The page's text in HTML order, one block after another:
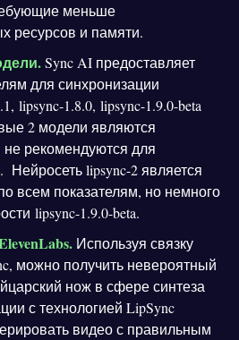
меньше
ресурсов и памяти.
Sync AI предоставляет
для синхронизации
lipsync-1.8.0, lipsync-1.9.0-beta
2 модели являются
рекомендуются для
Нейросеть lipsync-2 является
всем показателям, но немного
lipsync-1.9.0-beta.
Используя связку
можно получить невероятный
нож в сфере синтеза
с технологией LipSync
видео с правильным